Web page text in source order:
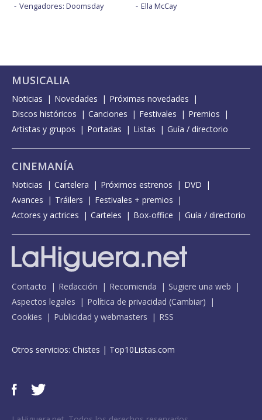
Vengadores: Doomsday
Ella McCay
MUSICALIA
Noticias Novedades
Próximas novedades
Discos históricos
Canciones Festivales
Premios
Artistas y grupos
Portadas Listas Guía / directorio
CINEMANÍA
Noticias Cartelera Próximos estrenos
DVD
Avances
Tráilers
Festivales + premios
Actores y actrices
Carteles Box-office Guía / directorio
Contacto Redacción Recomienda
Sugiere una web
Aspectos legales
Política de privacidad (Cambiar)
Cookies
Publicidad y webmasters RSS
Otros servicios: Chistes | Top10Listas.com